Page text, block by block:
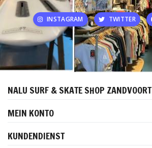
INSTAGRAM TWITTER
NALU SURF & SKATE SHOP ZANDVOORT
MEIN KONTO
KUNDENDIENST